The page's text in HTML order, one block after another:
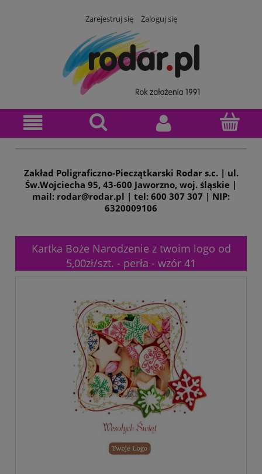
Zarejestruj się Zaloguj się
Zakład Poligraficzno-Pieczątkarski Rodar s.c. | ul.
Św.Wojciecha 95, 43-600 Jaworzno, woj. śląskie |
mail: rodar@rodar.pl | tel: 600 307 307 | NIP:
6320009106
Kartka Boże Narodzenie z twoim logo od
5,00zł/szt. - perła - wzór 41